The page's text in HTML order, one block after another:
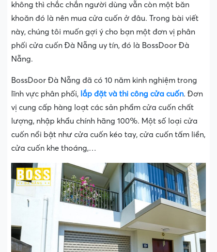
không thì chắc chắn người dùng vẫn còn một băn
khoăn đó là nên mua cửa cuốn ở đâu. Trong bài viết
này, chúng tôi muốn gợi ý cho bạn một đơn vị phân
phối cửa cuốn Đà Nẵng uy tín, đó là BossDoor Đà
Nẵng.
BossDoor Đà Nẵng đã có 10 năm kinh nghiệm trong
lĩnh vực phân phối, lắp đặt và thi công cửa cuốn. Đơn
vị cung cấp hàng loạt các sản phẩm cửa cuốn chất
lượng, nhập khẩu chính hãng 100%. Một số loại cửa
cuốn nổi bật như cửa cuốn kéo tay, cửa cuốn tấm liền,
cửa cuốn khe thoáng,…